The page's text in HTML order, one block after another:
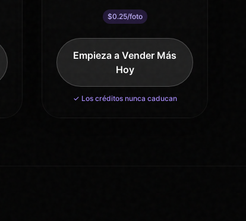
$0.25/foto
Empieza a Vender Más
Hoy
✓ Los créditos nunca caducan